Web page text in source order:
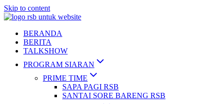
Skip to content
BERANDA
BERITA
TALKSHOW
PROGRAM SIARAN
PRIME TIME
SAPA PAGI RSB
SANTAI SORE BARENG RSB